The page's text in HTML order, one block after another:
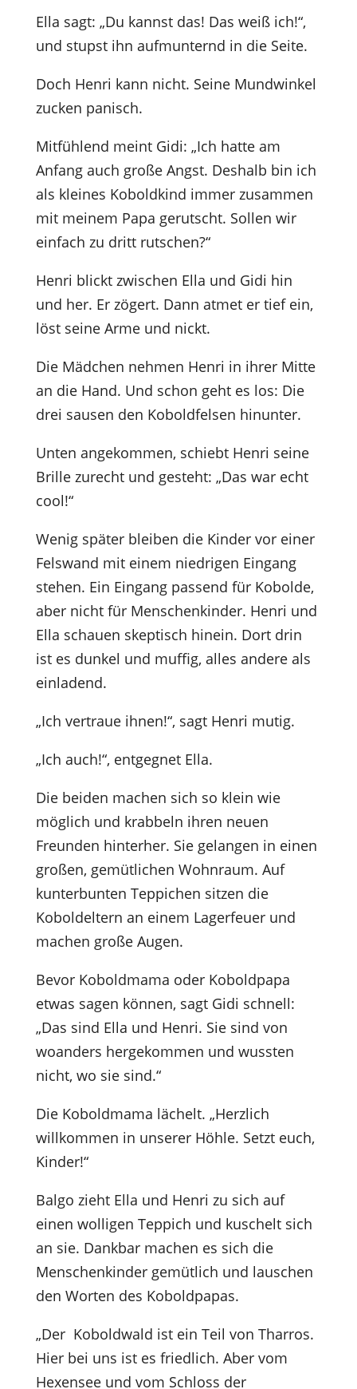
Ella sagt: „Du kannst das! Das weiß ich!“,
und stupst ihn aufmunternd in die Seite.
Doch Henri kann nicht. Seine Mundwinkel
zucken panisch.
Mitfühlend meint Gidi: „Ich hatte am
Anfang auch große Angst. Deshalb bin ich
als kleines Koboldkind immer zusammen
mit meinem Papa gerutscht. Sollen wir
einfach zu dritt rutschen?“
Henri blickt zwischen Ella und Gidi hin
und her. Er zögert. Dann atmet er tief ein,
löst seine Arme und nickt.
Die Mädchen nehmen Henri in ihrer Mitte
an die Hand. Und schon geht es los: Die
drei sausen den Koboldfelsen hinunter.
Unten angekommen, schiebt Henri seine
Brille zurecht und gesteht: „Das war echt
cool!“
Wenig später bleiben die Kinder vor einer
Felswand mit einem niedrigen Eingang
stehen. Ein Eingang passend für Kobolde,
aber nicht für Menschenkinder. Henri und
Ella schauen skeptisch hinein. Dort drin
ist es dunkel und muffig, alles andere als
einladend.
„Ich vertraue ihnen!“, sagt Henri mutig.
„Ich auch!“, entgegnet Ella.
Die beiden machen sich so klein wie
möglich und krabbeln ihren neuen
Freunden hinterher. Sie gelangen in einen
großen, gemütlichen Wohnraum. Auf
kunterbunten Teppichen sitzen die
Koboldeltern an einem Lagerfeuer und
machen große Augen.
Bevor Koboldmama oder Koboldpapa
etwas sagen können, sagt Gidi schnell:
„Das sind Ella und Henri. Sie sind von
woanders hergekommen und wussten
nicht, wo sie sind.“
Die Koboldmama lächelt. „Herzlich
willkommen in unserer Höhle. Setzt euch,
Kinder!“
Balgo zieht Ella und Henri zu sich auf
einen wolligen Teppich und kuschelt sich
an sie. Dankbar machen es sich die
Menschenkinder gemütlich und lauschen
den Worten des Koboldpapas.
„Der Koboldwald ist ein Teil von Tharros.
Hier bei uns ist es friedlich. Aber vom
Hexensee und vom Schloss der